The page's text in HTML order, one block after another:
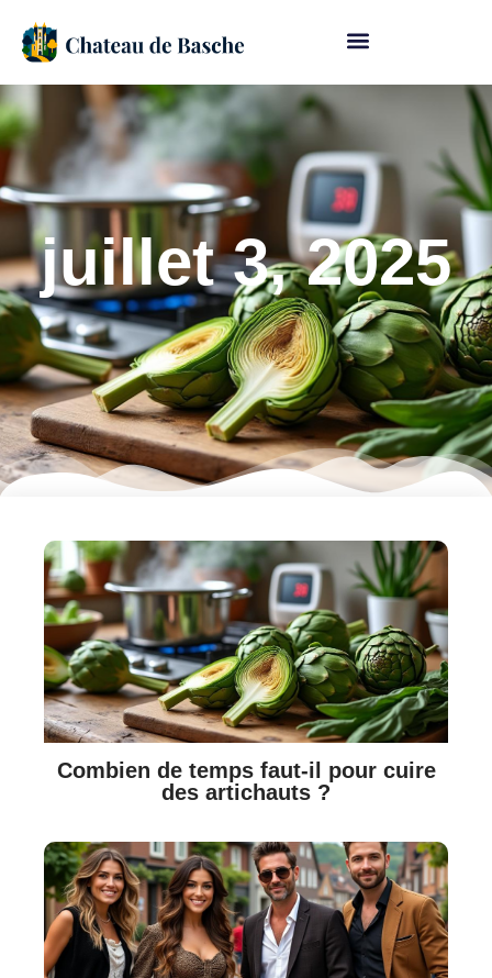
juillet 3, 2025
Combien de temps faut-il pour cuire
des artichauts ?